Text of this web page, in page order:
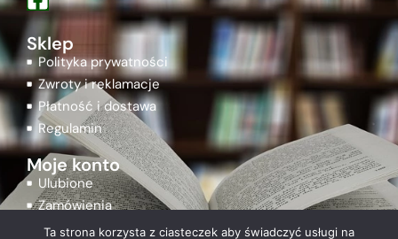
Sklep
Polityka prywatności
Zwroty i reklamacje
Płatność i dostawa
Regulamin
Moje konto
Ulubione
Zamówienia
Rejestracja
Ta strona korzysta z ciasteczek aby świadczyć usługi na